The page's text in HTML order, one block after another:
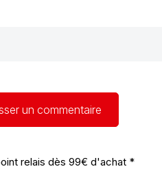
un commentaire
relais dès 99€ d'achat *